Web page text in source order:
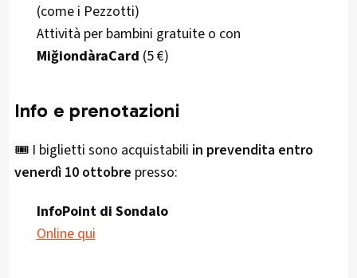
(come i Pezzotti)
Attività per bambini gratuite o con
MiğiondàraCard (5 €)
Info e prenotazioni
🎟️ I biglietti sono acquistabili in prevendita entro
venerdì 10 ottobre presso:
InfoPoint di Sondalo
Online qui